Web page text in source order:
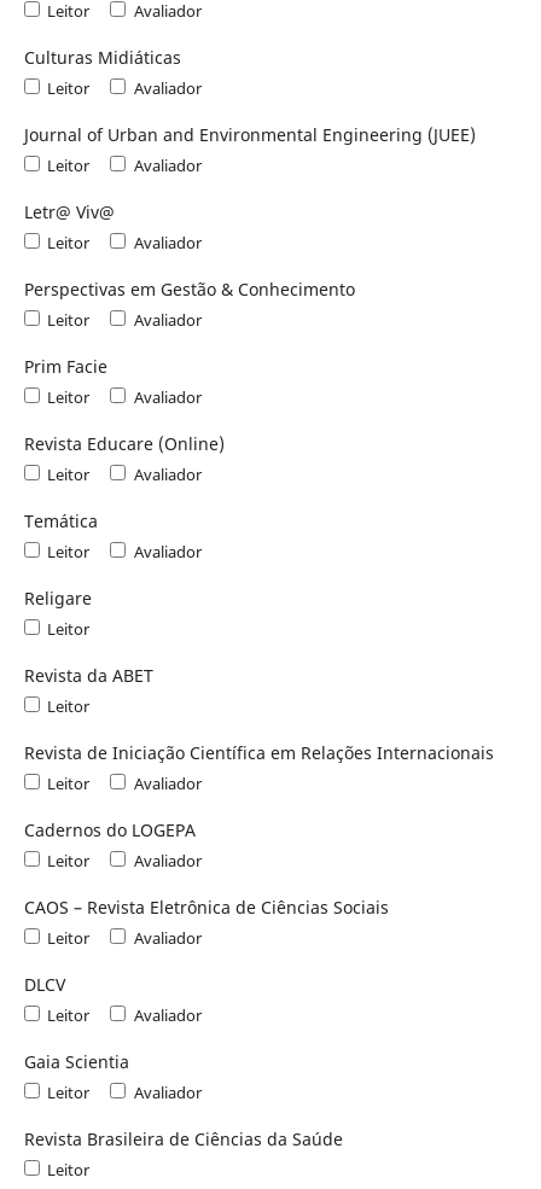
Leitor Avaliador
Culturas Midiáticas
Leitor Avaliador
Journal of Urban and Environmental Engineering (JUEE)
Leitor Avaliador
Letr@ Viv@
Leitor Avaliador
Perspectivas em Gestão & Conhecimento
Leitor Avaliador
Prim Facie
Leitor Avaliador
Revista Educare (Online)
Leitor Avaliador
Temática
Leitor Avaliador
Religare
Leitor
Revista da ABET
Leitor
Revista de Iniciação Científica em Relações Internacionais
Leitor Avaliador
Cadernos do LOGEPA
Leitor Avaliador
CAOS – Revista Eletrônica de Ciências Sociais
Leitor Avaliador
DLCV
Leitor Avaliador
Gaia Scientia
Leitor Avaliador
Revista Brasileira de Ciências da Saúde
Leitor